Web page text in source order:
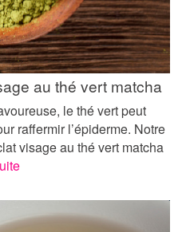
au thé vert matcha
le thé vert peut
raffermir l’épiderme. Notre
visage au thé vert matcha